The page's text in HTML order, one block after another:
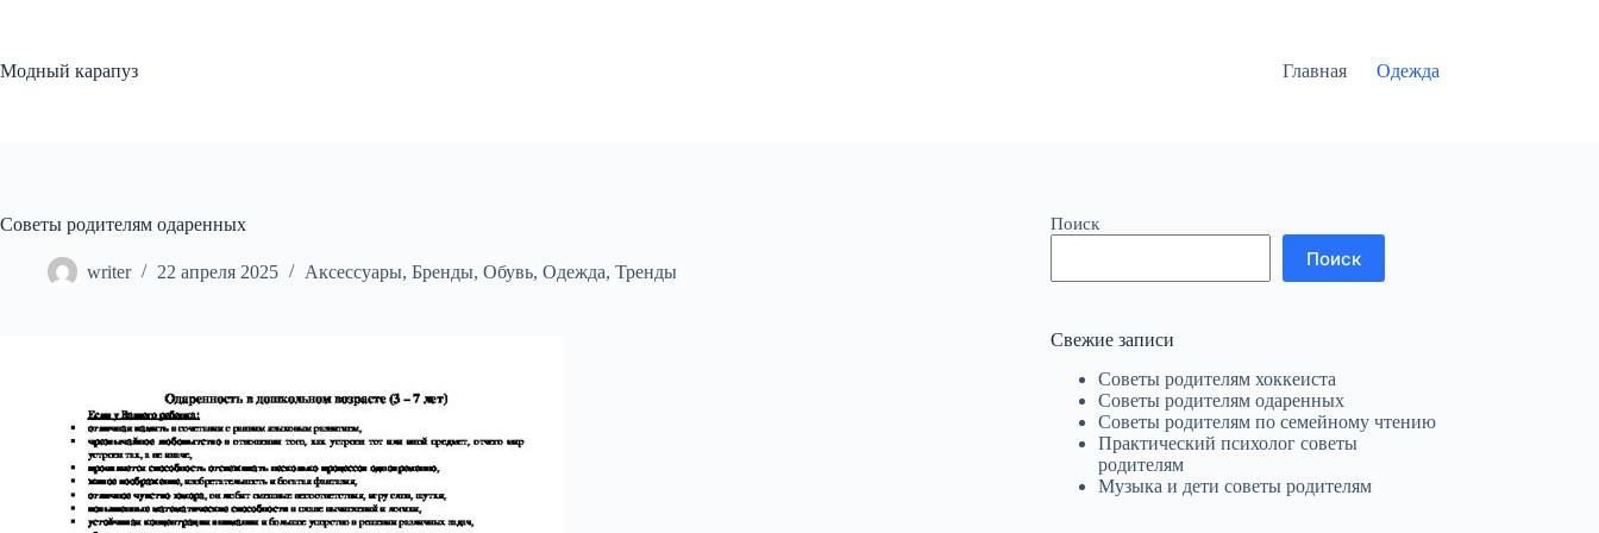
Модный карапуз
Главная Одежда
Советы родителям одаренных
writer 22 апреля 2025 Аксессуары, Бренды, Обувь, Одежда, Тренды
Поиск
Поиск
Свежие записи
Советы родителям хоккеиста
Советы родителям одаренных
Советы родителям по семейному чтению
Практический психолог советы
родителям
Музыка и дети советы родителям